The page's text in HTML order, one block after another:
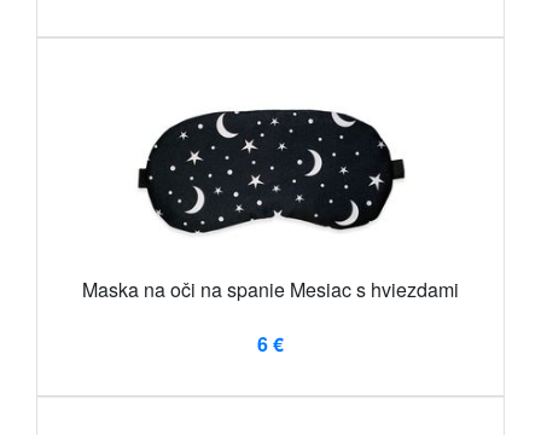
Maska na oči na spanie Mesiac s hviezdami
6 €